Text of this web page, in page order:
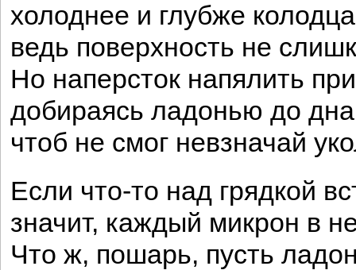
холоднее и глубже
ведь поверхность не
Но наперсток напялить
добираясь ладонью до
чтоб не смог невзначай
Если что-то над грядкой
значит, каждый микрон в
Что ж, пошарь, пусть